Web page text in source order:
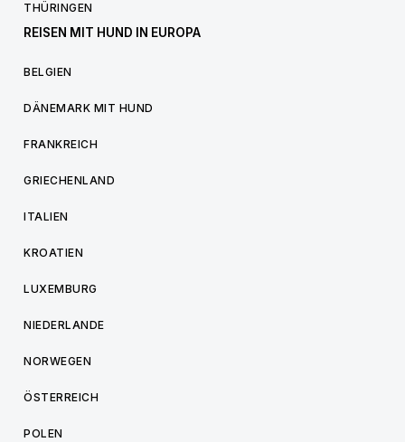
THÜRINGEN
REISEN MIT HUND IN EUROPA
BELGIEN
DÄNEMARK MIT HUND
FRANKREICH
GRIECHENLAND
ITALIEN
KROATIEN
LUXEMBURG
NIEDERLANDE
NORWEGEN
ÖSTERREICH
POLEN